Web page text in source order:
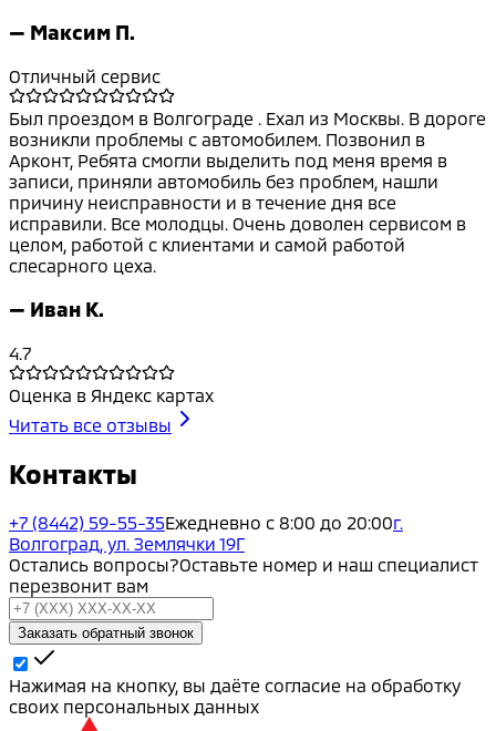
— Максим П.
Отличный сервис
Был проездом в Волгограде . Ехал из Москвы. В дороге
возникли проблемы с автомобилем. Позвонил в
Арконт, Ребята смогли выделить под меня время в
записи, приняли автомобиль без проблем, нашли
причину неисправности и в течение дня все
исправили. Все молодцы. Очень доволен сервисом в
целом, работой с клиентами и самой работой
слесарного цеха.
— Иван К.
4.7
Оценка в Яндекс картах
Читать все отзывы
Контакты
+7 (8442) 59-55-35Ежедневно с 8:00 до 20:00г.
Волгоград, ул. Землячки 19Г
Остались вопросы?Оставьте номер и наш специалист
перезвонит вам
Заказать обратный звонок
Нажимая на кнопку, вы даёте согласие на обработку
своих персональных данных